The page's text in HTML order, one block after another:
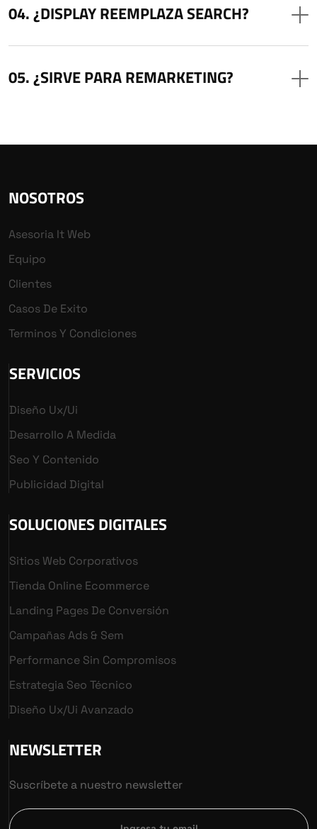
¿DISPLAY REEMPLAZA SEARCH?
¿SIRVE PARA REMARKETING?
NOSOTROS
Asesoria It Web
Equipo
Clientes
Casos De Exito
Terminos Y Condiciones
SERVICIOS
Diseño Ux/ui
Desarrollo A Medida
Seo Y Contenido
Publicidad Digital
SOLUCIONES DIGITALES
Sitios Web Corporativos
Tienda Online Ecommerce
Landing Pages De Conversión
Campañas Ads & Sem
Performance Sin Compromisos
Estrategia Seo Técnico
Diseño Ux/ui Avanzado
NEWSLETTER
Suscríbete a nuestro newsletter